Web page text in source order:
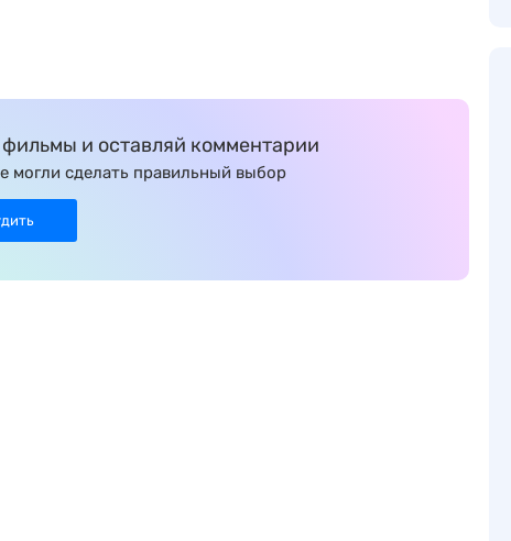
и оставляй комментарии
могли сделать правильный выбор